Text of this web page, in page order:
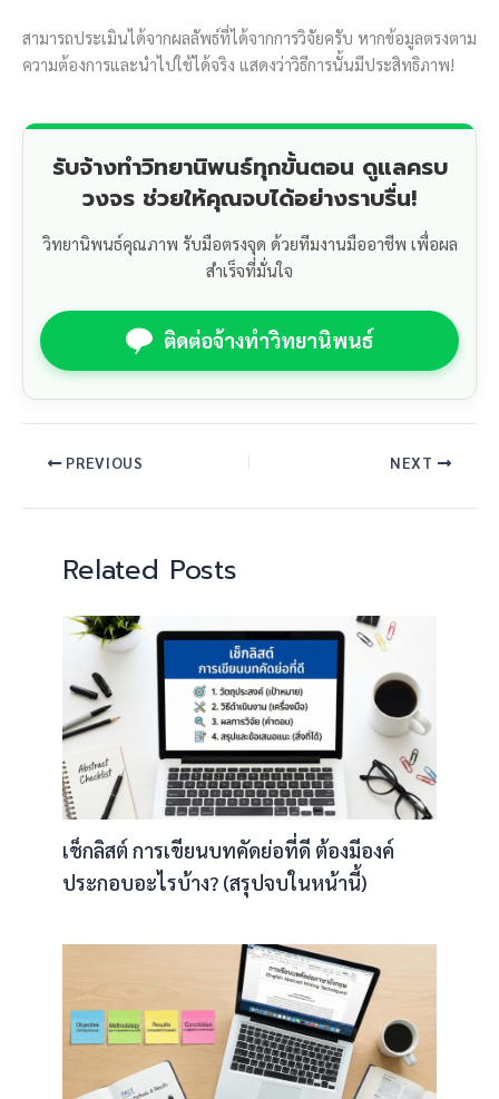
สามารถประเมินได้จากผลลัพธ์ที่ได้จากการวิจัยครับ หากข้อมูลตรงตาม
ความต้องการและนำไปใช้ได้จริง แสดงว่าวิธีการนั้นมีประสิทธิภาพ!
รับจ้างทำวิทยานิพนธ์ทุกขั้นตอน ดูแลครบ
วงจร ช่วยให้คุณจบได้อย่างราบรื่น!
วิทยานิพนธ์คุณภาพ รับมือตรงจุด ด้วยทีมงานมืออาชีพ เพื่อผล
สำเร็จที่มั่นใจ
ติดต่อจ้างทำวิทยานิพนธ์
PREVIOUS NEXT
Related Posts
เช็กลิสต์ การเขียนบทคัดย่อที่ดี ต้องมีองค์
ประกอบอะไรบ้าง? (สรุปจบในหน้านี้)